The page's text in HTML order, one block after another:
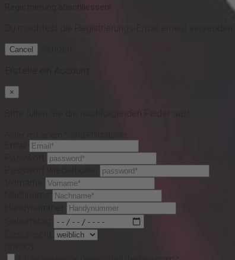
Registrierung abschliessen!
die Registrierungs-Email erneut versenden ?
Cancel
×
Bitte füllen Sie die nachfolgenden Felder aus!